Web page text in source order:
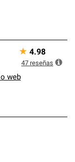
web
★ 4.98
47 reseñas